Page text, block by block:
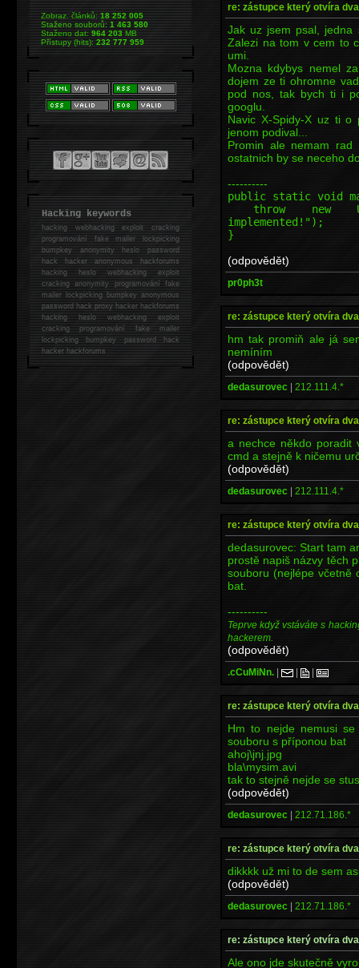
re: zástupce který otvíra
Jak uz jsem psal, jedna
Zalezi na tom v cem to
umi.
Mozna kdybys nemel
dojem ze ti ohromne
pod nos, tak bych ti i
googlu.
Navic X-Spidy-X uz ti
jenom podival...
Promin ale nemam
ostatnich by se neceho
----------
public static void
throw new
implemented!");
}
(odpovědět)
pr0ph3t
re: zástupce který otvíra
hm tak promiň ale já
nemíním
(odpovědět)
dedasurovec | 212.111.4.*
re: zástupce který otvíra
a nechce někdo poradit
cmd a stejně k ničemu
(odpovědět)
dedasurovec | 212.111.4.*
re: zástupce který otvíra
dedasurovec: Start tam
prostě napiš názvy těch
souboru (nejlépe včetně
bat.
----------
Teprve když vstáváte s
hackerem.
(odpovědět)
.cCuMiNn. | | |
re: zástupce který otvíra
Hm to nejde nemusi
souboru s příponou bat
ahoj\jnj.jpg
bla\mysim.avi
tak to stejně nejde se
(odpovědět)
dedasurovec | 212.71.186.*
re: zástupce který otvíra
dikkkk už mi to de sem
(odpovědět)
dedasurovec | 212.71.186.*
re: zástupce který otvíra
Ale ono jde skutečně
Zobraz. článků:18 252 005
Staženo souborů:1 463 580
Staženo dat:964 203MB
Přístupy (hits):232 777 959
Hacking keywords
hackingwebhacking exploit cracking
programování fake mailer lockpicking
bumpkey anonymity heslo password
hackhacker anonymous hackforums
hackingheslo webhacking exploit
cracking anonymity programování fake
mailer lockpicking bumpkey anonymous
password hack proxy hacker hackforums
hacking heslo webhacking exploit
cracking programování fake mailer
lockpicking bumpkey password hack
hackerhackforums